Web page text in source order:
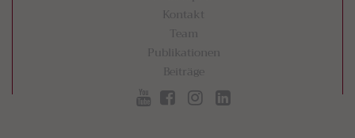
Kontakt
Team
Publikationen
Beiträge